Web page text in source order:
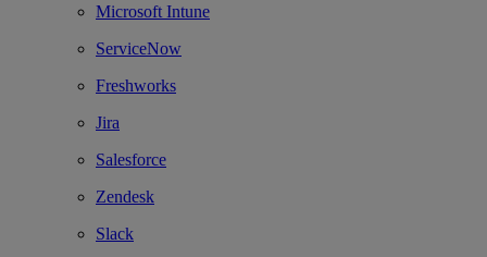
Microsoft Intune
ServiceNow
Freshworks
Jira
Salesforce
Zendesk
Slack